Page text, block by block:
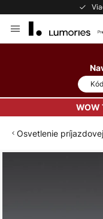
to
WOW
Osvetlenie